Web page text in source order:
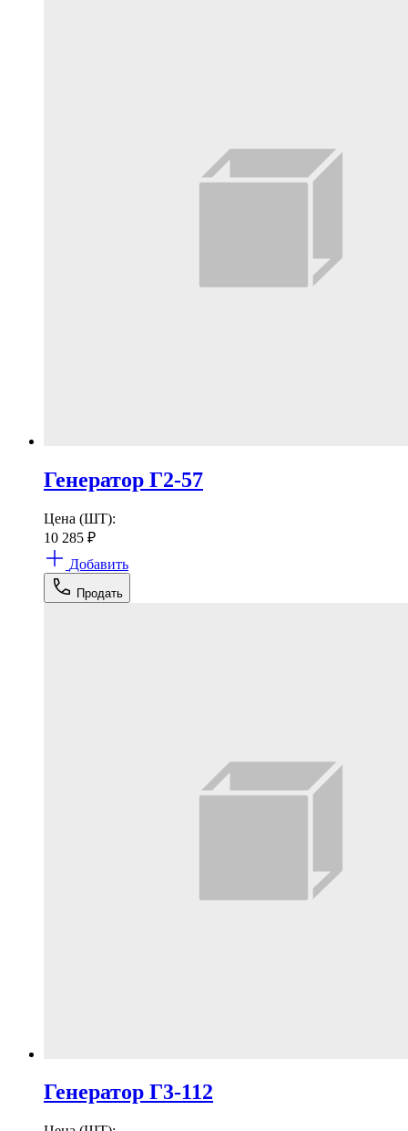
Генератор Г2-57
Цена (ШТ):
10 285 ₽
Добавить
Продать
Генератор Г3-112